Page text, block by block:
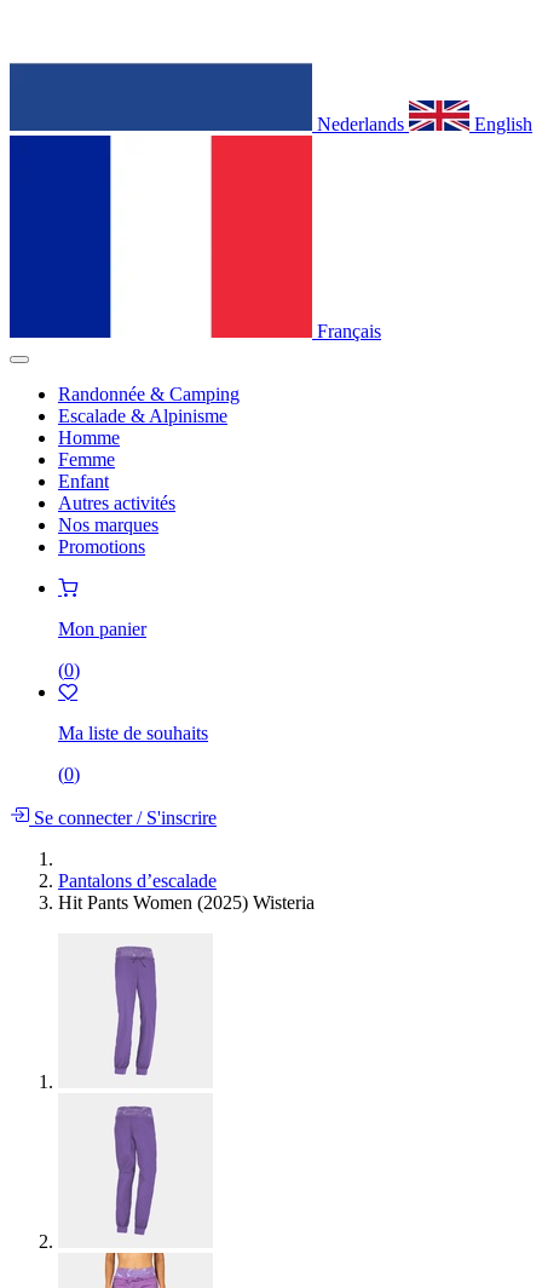
Nederlands English
Français
Randonnée & Camping
Escalade & Alpinisme
Homme
Femme
Enfant
Autres activités
Nos marques
Promotions
Mon panier
(0)
Ma liste de souhaits
(0)
Se connecter/S'inscrire
Pantalons d’escalade
Hit Pants Women (2025) Wisteria